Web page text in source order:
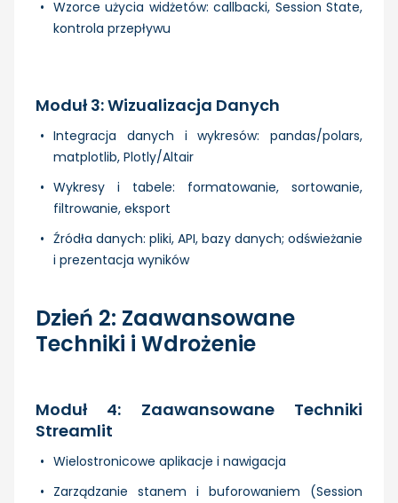
Wzorce użycia widżetów: callbacki, Session State,
kontrola przepływu
Moduł 3: Wizualizacja Danych
Integracja danych i wykresów: pandas/polars,
matplotlib, Plotly/Altair
Wykresy i tabele: formatowanie, sortowanie,
filtrowanie, eksport
Źródła danych: pliki, API, bazy danych; odświeżanie
i prezentacja wyników
Dzień 2: Zaawansowane
Techniki i Wdrożenie
Moduł 4: Zaawansowane Techniki
Streamlit
Wielostronicowe aplikacje i nawigacja
Zarządzanie stanem i buforowaniem (Session